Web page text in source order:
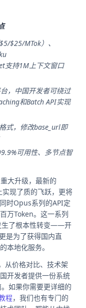
$25/MTok）、
支持1M上下文窗口
，中国开发者可绕过
和Batch API实现
式，修改base_url即
可用性、多节点智
大升级，最新的
现了质的飞跃，更将
时Opus系列的API定
万Token。这一系列
生了根本性转变——开
是为了获得国内直
本地化服务。
从价格对比、技术架
开发者提供一份系统
如果你需要更详细的
程，我们也有专门的